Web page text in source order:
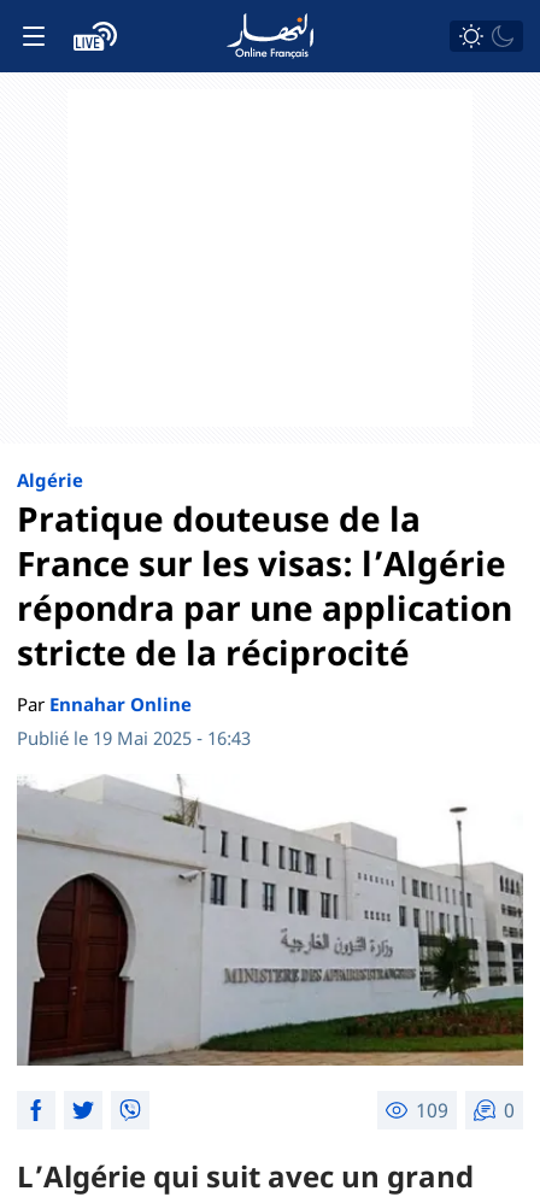
Algérie
Pratique douteuse de la
France sur les visas: l’Algérie
répondra par une application
stricte de la réciprocité
Par Ennahar Online
Publié le 19 Mai 2025 - 16:43
109 0
L’Algérie qui suit avec un grand